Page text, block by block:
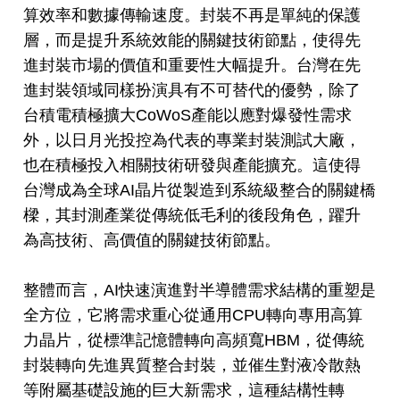
算效率和數據傳輸速度。封裝不再是單純的保護
層，而是提升系統效能的關鍵技術節點，使得先
進封裝市場的價值和重要性大幅提升。台灣在先
進封裝領域同樣扮演具有不可替代的優勢，除了
台積電積極擴大CoWoS產能以應對爆發性需求
外，以日月光投控為代表的專業封裝測試大廠，
也在積極投入相關技術研發與產能擴充。這使得
台灣成為全球AI晶片從製造到系統級整合的關鍵橋
樑，其封測產業從傳統低毛利的後段角色，躍升
為高技術、高價值的關鍵技術節點。
整體而言，AI快速演進對半導體需求結構的重塑是
全方位，它將需求重心從通用CPU轉向專用高算
力晶片，從標準記憶體轉向高頻寬HBM，從傳統
封裝轉向先進異質整合封裝，並催生對液冷散熱
等附屬基礎設施的巨大新需求，這種結構性轉